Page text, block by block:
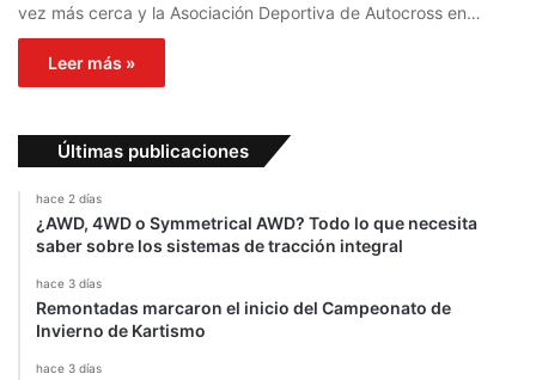
vez más cerca y la Asociación Deportiva de Autocross en…
Leer más »
Últimas publicaciones
hace 2 días
¿AWD, 4WD o Symmetrical AWD? Todo lo que necesita
saber sobre los sistemas de tracción integral
hace 3 días
Remontadas marcaron el inicio del Campeonato de
Invierno de Kartismo
hace 3 días